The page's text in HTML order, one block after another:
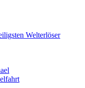
Welterlöser